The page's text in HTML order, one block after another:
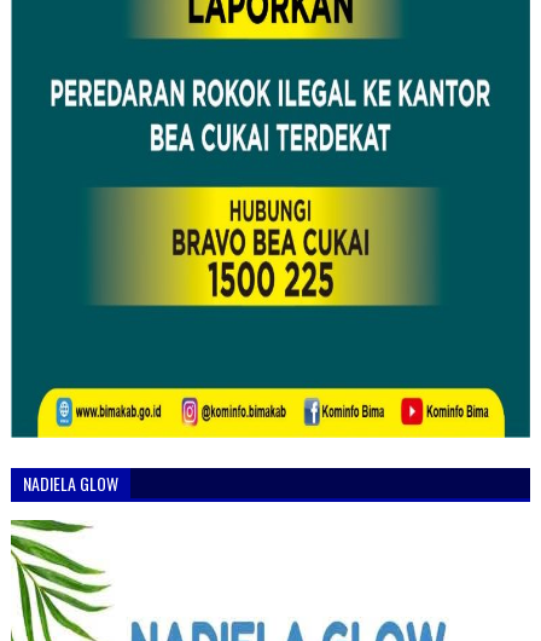
NADIELA GLOW